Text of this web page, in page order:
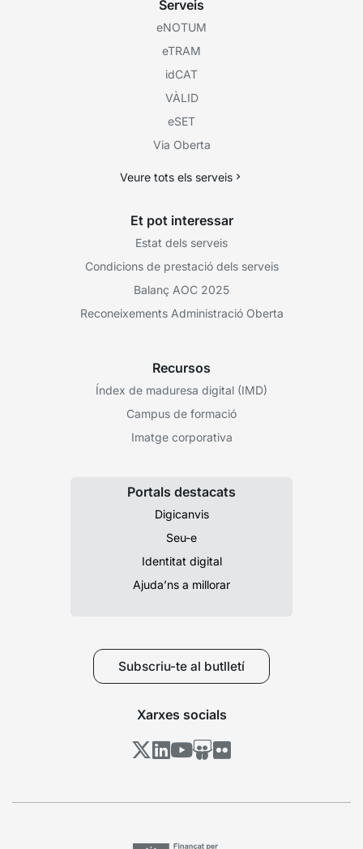
Serveis
eNOTUM
eTRAM
idCAT
VÀLID
eSET
Via Oberta
Veure tots els serveis
Et pot interessar
Estat dels serveis
Condicions de prestació dels serveis
Balanç AOC 2025
Reconeixements Administració Oberta
Recursos
Índex de maduresa digital (IMD)
Campus de formació
Imatge corporativa
Portals destacats
Digicanvis
Seu-e
Identitat digital
Ajuda’ns a millorar
Subscriu-te al butlletí
Xarxes socials